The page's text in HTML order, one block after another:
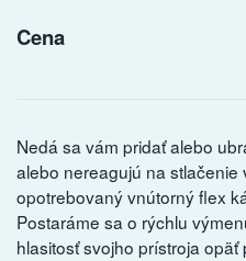
Cena
Nedá sa vám pridať alebo
alebo nereagujú na stlačenie
opotrebovaný vnútorný flex
Postaráme sa o rýchlu
hlasitosť svojho prístroja opäť